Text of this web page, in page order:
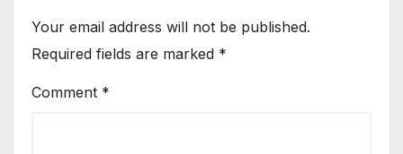
Your email address will not be published.
Required fields are marked *
Comment *